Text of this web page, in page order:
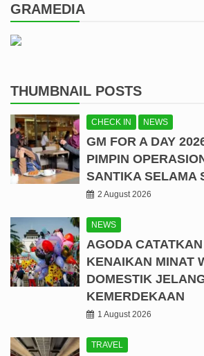
GRAMEDIA
THUMBNAIL POSTS
CHECK IN NEWS
GM FOR A DAY
PIMPIN
SANTIKA SELAMA
2 August 2026
NEWS
AGODA
KENAIKAN MINAT
DOMESTIK
KEMERDEKAAN
1 August 2026
TRAVEL